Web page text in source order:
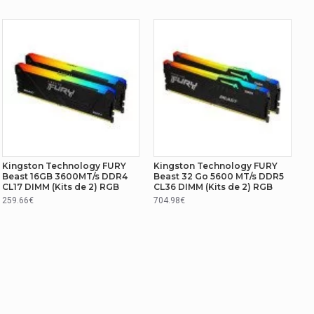
Kingston Technology FURY
Beast 16GB 3600MT/s DDR4
CL17 DIMM (Kits de 2) RGB
259.66€
Kingston Technology FURY
Beast 32 Go 5600 MT/s DDR5
CL36 DIMM (Kits de 2) RGB
704.98€